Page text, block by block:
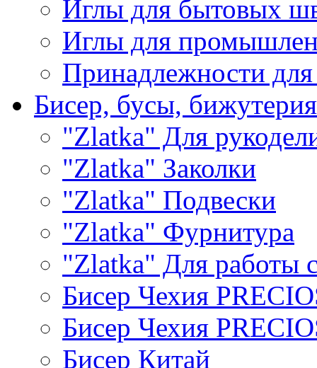
Иглы для бытовых
Иглы для
Принадлежности
Бисер, бусы, бижутерия
"Zlatka" Для
"Zlatka" Заколки
"Zlatka" Подвески
"Zlatka" Фурнитура
"Zlatka" Для работы
Бисер Чехия
Бисер Чехия
Бисер Китай